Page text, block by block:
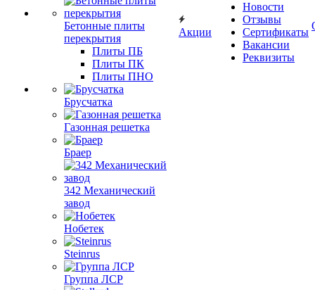
Бетонные плиты
перекрытия
Плиты ПБ
Плиты ПК
Плиты ПНО
Брусчатка
Газонная решетка
Браер
342 Механический
завод
Нобетек
Steinrus
Группа ЛСР
Акции
Новости
Отзывы
Сертификаты
Вакансии
Реквизиты